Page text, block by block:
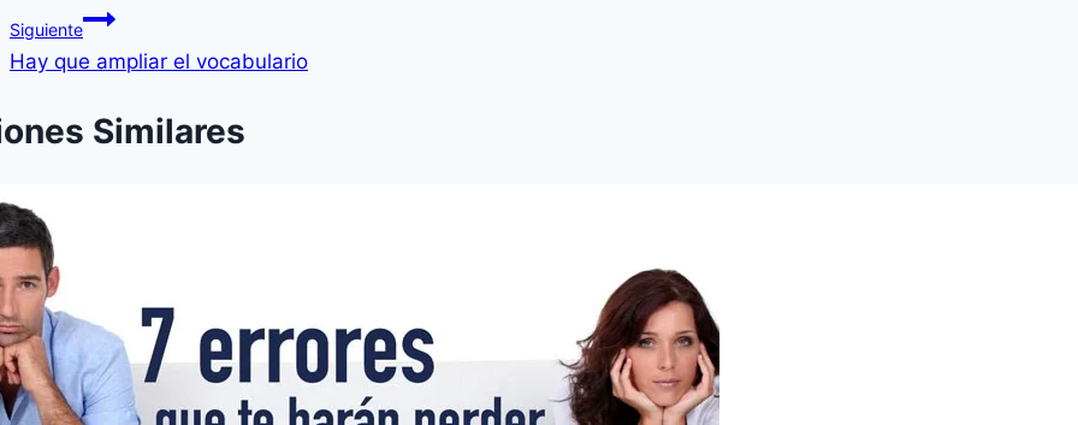
Siguiente
Hay que ampliar el vocabulario
Similares